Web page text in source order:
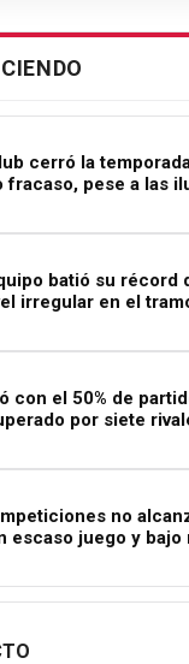
cerró la
fracaso, pese a las
batió su récord
irregular en el
con el 50% de
por siete
no
escaso juego y bajo